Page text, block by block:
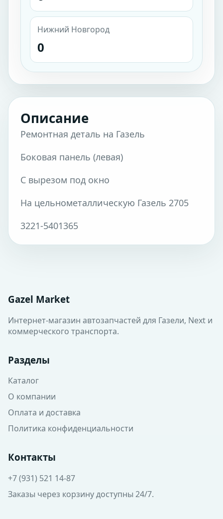
Нижний Новгород
0
Описание
Ремонтная деталь на Газель
Боковая панель (левая)
С вырезом под окно
На цельнометаллическую Газель 2705
3221-5401365
Gazel Market
Интернет-магазин автозапчастей для Газели, Next и
коммерческого транспорта.
Разделы
Каталог
О компании
Оплата и доставка
Политика конфиденциальности
Контакты
+7 (931) 521 14-87
Заказы через корзину доступны 24/7.